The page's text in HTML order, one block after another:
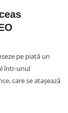
pe piaţă un
într-unul
care se ataşează